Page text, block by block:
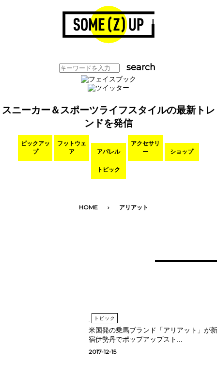
スニーカー＆スポーツライフスタイルの最新トレ
ンドを発信
ピックアッ
プ
フットウェ
ア
アパレル
アクセサリ
ー
ショップ
トピック
HOME アリアット
トピック
米国発の乗馬ブランド「アリアット」が新
宿伊勢丹でポップアップスト...
2017-12-15